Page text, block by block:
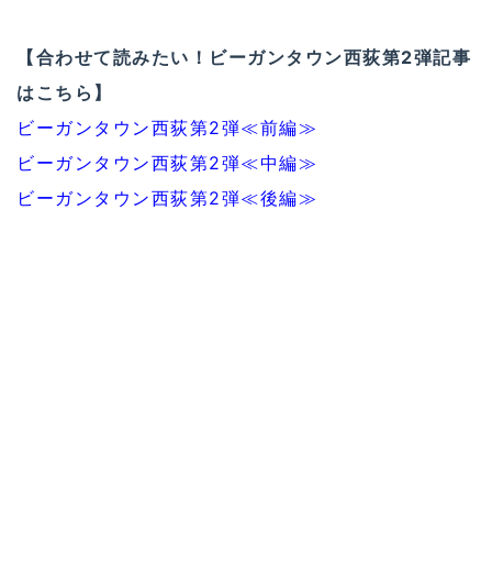
【合わせて読みたい！ビーガンタウン西荻第2弾記事
はこちら】
ビーガンタウン西荻第2弾≪前編≫
ビーガンタウン西荻第2弾≪中編≫
ビーガンタウン西荻第2弾≪後編≫